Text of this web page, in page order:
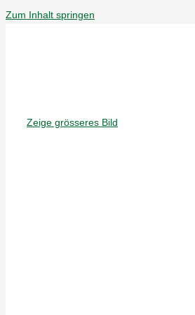
Zum Inhalt springen
Zeige grösseres Bild